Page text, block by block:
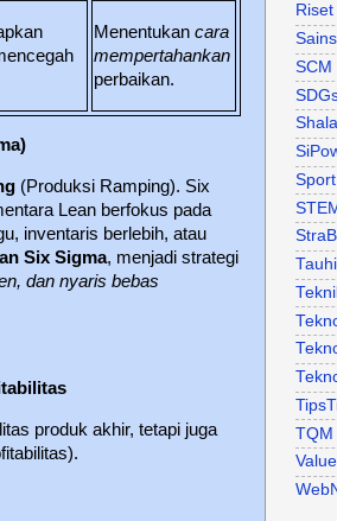
Menentukancara
mempertahankan
perbaikan.
(Produksi Ramping). Six
Lean berfokus pada
inventaris berlebih, atau
Six Sigma, menjadi strategi
dan nyaris bebas
produk akhir, tetapi juga
Riset
Sains
SCM
Sport
TQM